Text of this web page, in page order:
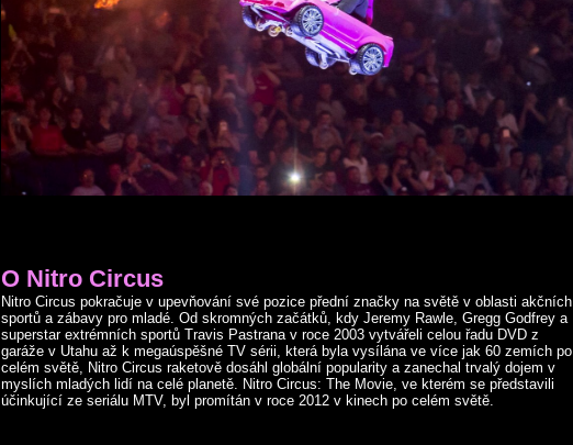
O Nitro Circus
Nitro Circus pokračuje v upevňování své pozice přední značky na světě v oblasti akčních
sportů a zábavy pro mladé. Od skromných začátků, kdy Jeremy Rawle, Gregg Godfrey a
superstar extrémních sportů Travis Pastrana v roce 2003 vytvářeli celou řadu DVD z
garáže v Utahu až k megaúspěšné TV sérii, která byla vysílána ve více jak 60 zemích po
celém světě, Nitro Circus raketově dosáhl globální popularity a zanechal trvalý dojem v
myslích mladých lidí na celé planetě. Nitro Circus: The Movie, ve kterém se představili
účinkující ze seriálu MTV, byl promítán v roce 2012 v kinech po celém světě.